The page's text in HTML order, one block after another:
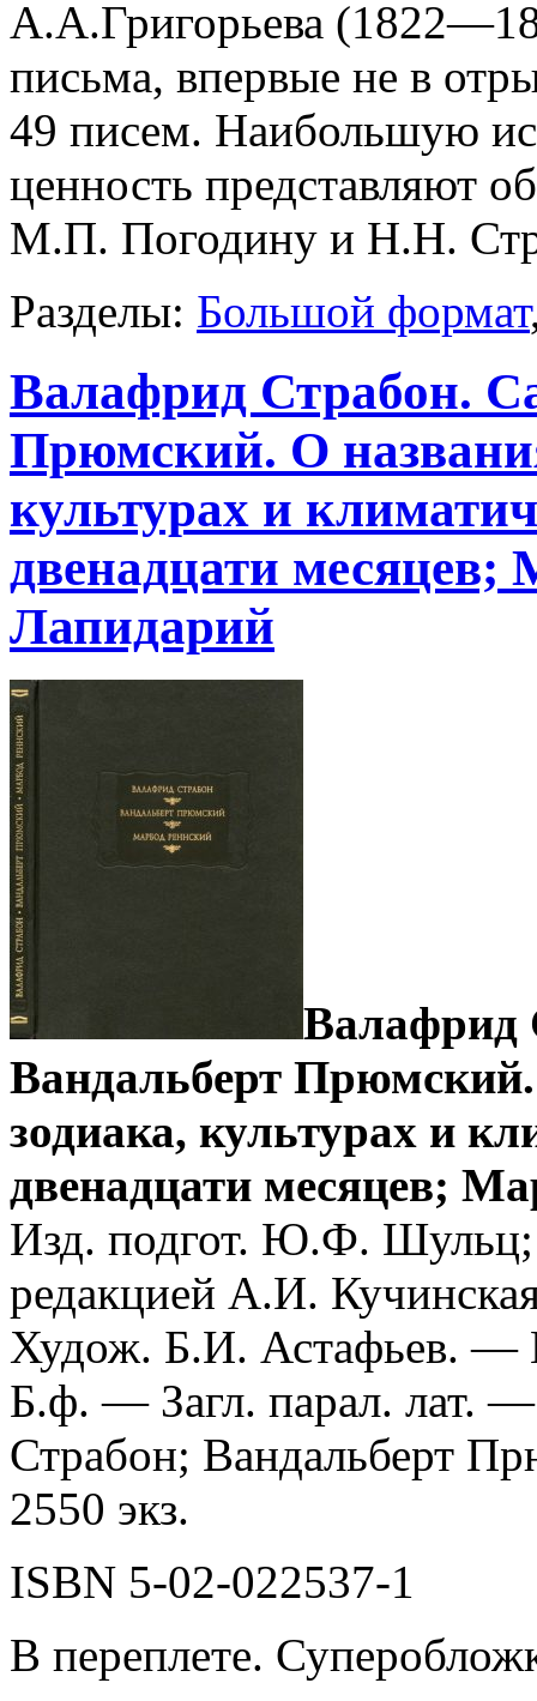
А.А.Григорьева
письма, впервые не в
49 писем. Наибольшую
ценность представляют
М.П. Погодину и H.H.
Разделы: Большой формат
Валафрид Страбон.
Прюмский. О
культурах и
двенадцати месяцев;
Лапидарий
Валафрид
Вандальберт
зодиака, культурах и
двенадцати месяцев;
Изд. подгот. Ю.Ф. Шульц;
редакцией А.И.
Худож. Б.И. Астафьев. —
Б.ф. — Загл. парал. лат.
Страбон; Вандальберт
2550 экз.
ISBN 5-02-022537-1
В переплете.